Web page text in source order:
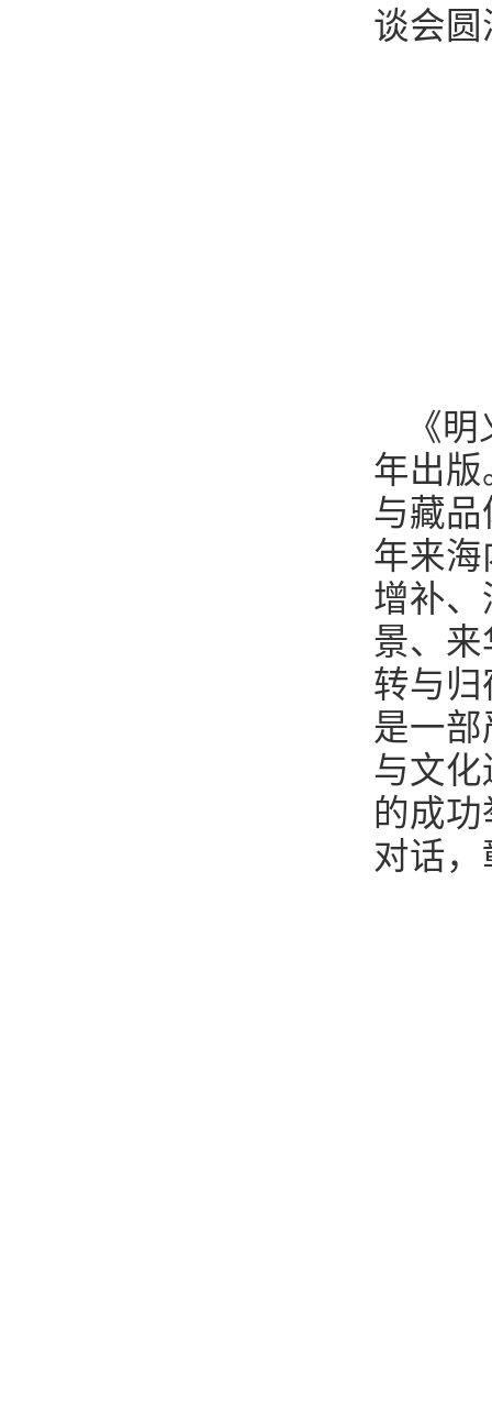
谈会
《
年出版
与藏
年来
增补
景、
转与
是一
与文
的成
对话